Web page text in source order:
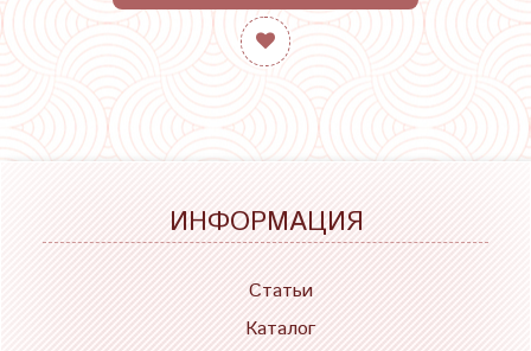
ИНФОРМАЦИЯ
Статьи
Каталог